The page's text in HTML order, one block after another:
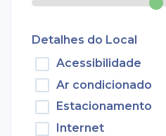
Detalhes do Local
Acessibilidade
Ar condicionado
Estacionamento
Internet